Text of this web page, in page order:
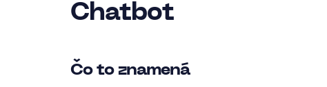
Chatbot
Čo to znamená